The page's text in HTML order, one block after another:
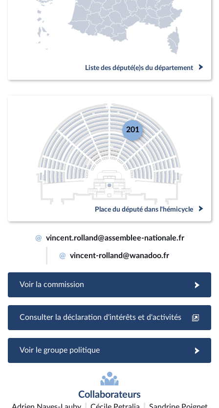
Liste des député(e)s du département
201
Place du député dans l'hémicycle
@ vincent.rolland@assemblee-nationale.fr
@ vincent-rolland@wanadoo.fr
Voir la commission
Consulter la déclaration d'intérêts et d'activités
Voir le groupe politique
Collaborateurs